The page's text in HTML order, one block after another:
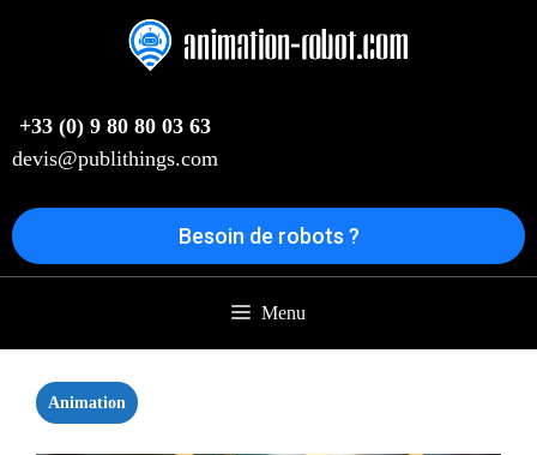
+33 (0) 9 80 80 03 63
devis@publithings.com
Besoin de robots ?
Menu
Animation